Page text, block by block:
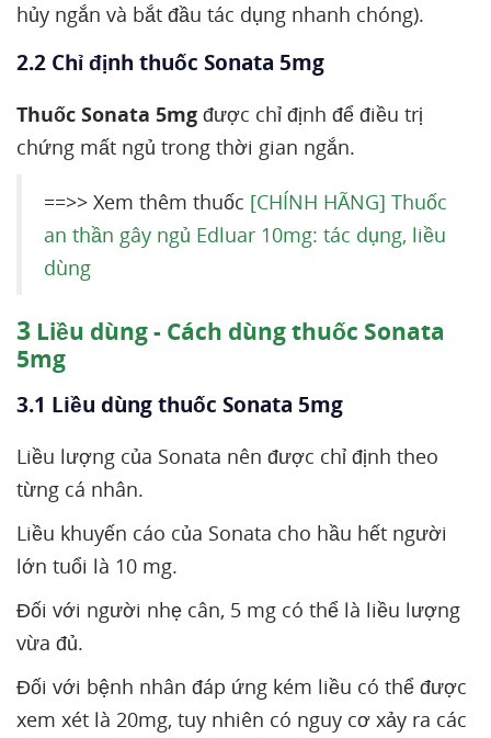
hủy ngắn và bắt đầu tác dụng nhanh chóng).
2.2 Chỉ định thuốc Sonata 5mg
Thuốc Sonata 5mg được chỉ định để điều trị
chứng mất ngủ trong thời gian ngắn.
==>> Xem thêm thuốc [CHÍNH HÃNG] Thuốc
an thần gây ngủ Edluar 10mg: tác dụng, liều
dùng
3 Liều dùng - Cách dùng thuốc Sonata
5mg
3.1 Liều dùng thuốc Sonata 5mg
Liều lượng của Sonata nên được chỉ định theo
từng cá nhân.
Liều khuyến cáo của Sonata cho hầu hết người
lớn tuổi là 10 mg.
Đối với người nhẹ cân, 5 mg có thể là liều lượng
vừa đủ.
Đối với bệnh nhân đáp ứng kém liều có thể được
xem xét là 20mg, tuy nhiên có nguy cơ xảy ra các